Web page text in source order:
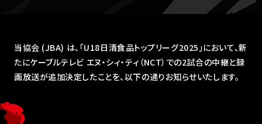
当協会 (JBA) は、「U18日清食品トップリーグ2025」において、新
たにケーブルテレビ エヌ・シィ・ティ（NCT）での2試合の中継と録
画放送が追加決定したことを、以下の通りお知らせいたします。